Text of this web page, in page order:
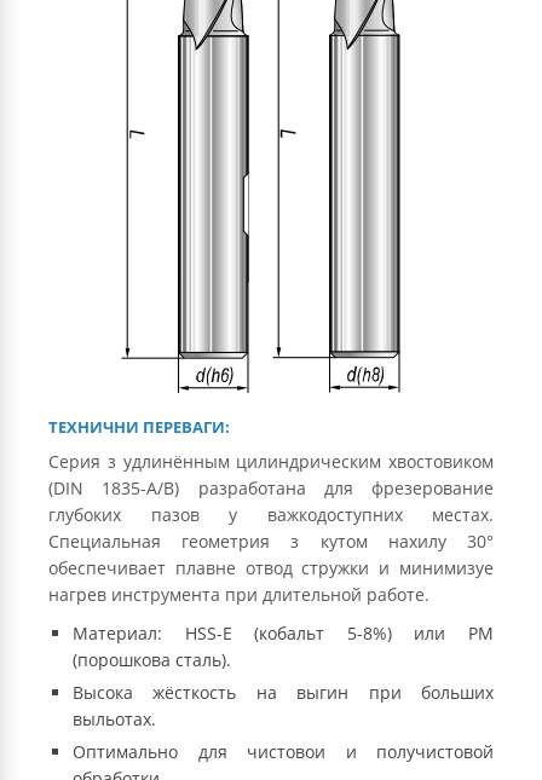
ТЕХНИЧНИ ПЕРЕВАГИ:
Серия з удлинённым цилиндрическим хвостовиком
(DIN 1835-A/B) разработана для фрезерование
глубоких пазов у важкодоступних местах.
Специальная геометрия з кутом нахилу 30°
обеспечивает плавне отвод стружки и минимизуе
нагрев инструмента при длительной работе.
Материал: HSS-E (кобальт 5-8%) или PM
(порошкова сталь).
Высока жёсткость на выгин при больших
выльотах.
Оптимально для чистовои и получистовой